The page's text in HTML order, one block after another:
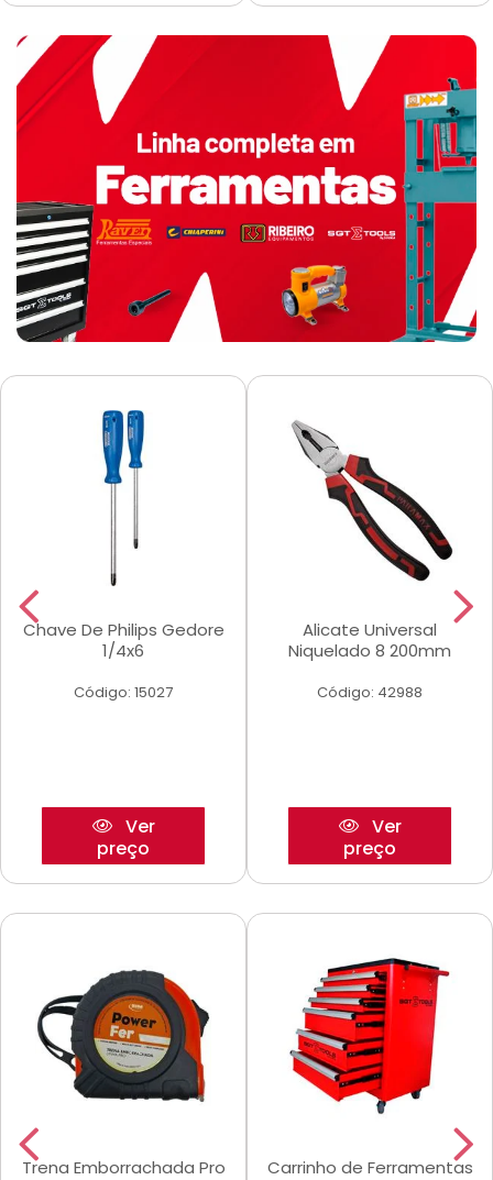
Chave De Philips Gedore
1/4x6
Código: 15027
Ver
preço
Alicate Universal
Niquelado 8 200mm
Código: 42988
Ver
preço
Trena Emborrachada Pro
Carrinho de Ferramentas